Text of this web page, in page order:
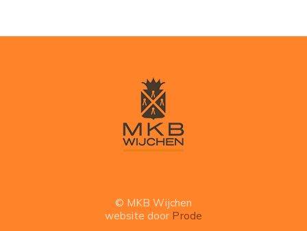
© MKB Wijchen
website door Prode